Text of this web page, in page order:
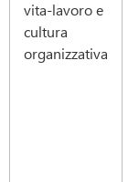
vita-lavoro e
cultura
organizzativa